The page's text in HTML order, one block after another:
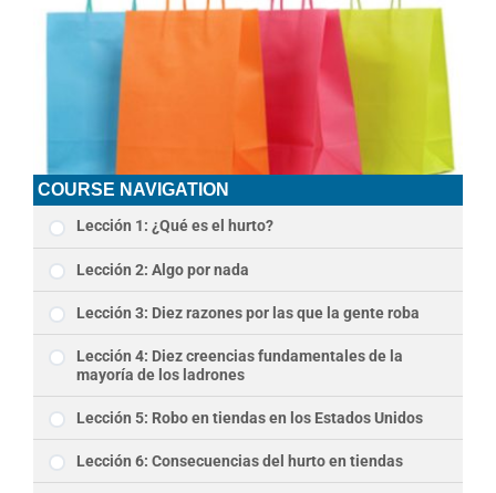
COURSE NAVIGATION
Lección 1: ¿Qué es el hurto?
Lección 2: Algo por nada
Lección 3: Diez razones por las que la gente roba
Lección 4: Diez creencias fundamentales de la
mayoría de los ladrones
Lección 5: Robo en tiendas en los Estados Unidos
Lección 6: Consecuencias del hurto en tiendas